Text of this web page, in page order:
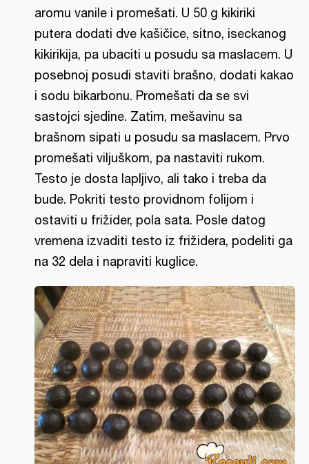
aromu vanile i promešati. U 50 g kikiriki
putera dodati dve kašičice, sitno, iseckanog
kikirikija, pa ubaciti u posudu sa maslacem. U
posebnoj posudi staviti brašno, dodati kakao
i sodu bikarbonu. Promešati da se svi
sastojci sjedine. Zatim, mešavinu sa
brašnom sipati u posudu sa maslacem. Prvo
promešati viljuškom, pa nastaviti rukom.
Testo je dosta lapljivo, ali tako i treba da
bude. Pokriti testo providnom folijom i
ostaviti u frižider, pola sata. Posle datog
vremena izvaditi testo iz frižidera, podeliti ga
na 32 dela i napraviti kuglice.